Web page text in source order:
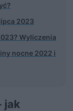
2023
Wyliczenia
nocne 2022 i
jak